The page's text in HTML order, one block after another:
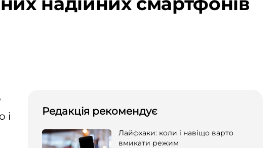
і
Редакція рекомендує
Лайфхаки: коли і навіщо варто
вмикати режим